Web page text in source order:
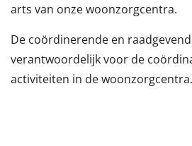
arts van onze woonzorgcentra.
De coördinerende en
verantwoordelijk voor de
activiteiten in de woonzorgcentra.